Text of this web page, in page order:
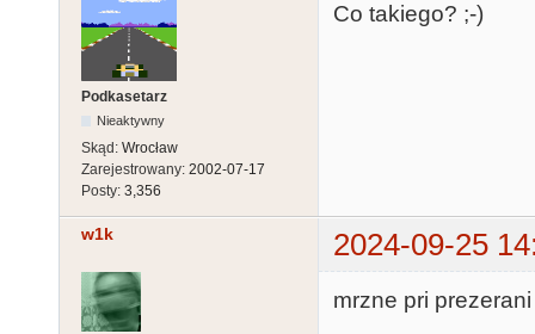
Podkasetarz
Nieaktywny
Skąd: Wrocław
Zarejestrowany: 2002-07-17
Posty: 3,356
Co takiego? ;-)
w1k 2024-09-25
mrzne pri